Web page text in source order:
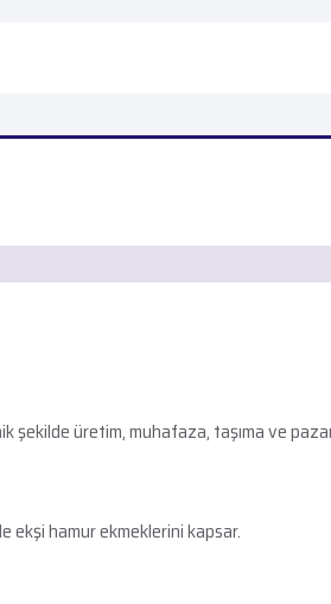
üretim, muhafaza, taşıma ve
ekşi hamur ekmeklerini kapsar.